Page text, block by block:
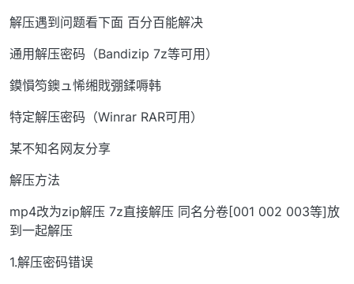
解压遇到问题看下面 百分百能解决
通用解压密码（Bandizip 7z等可用）
鏌愪笉鐭ュ悕缃戝弸鍒嗕韩
特定解压密码（Winrar RAR可用）
某不知名网友分享
解压方法
mp4改为zip解压 7z直接解压 同名分卷[001 002 003等]放
到一起解压
1.解压密码错误